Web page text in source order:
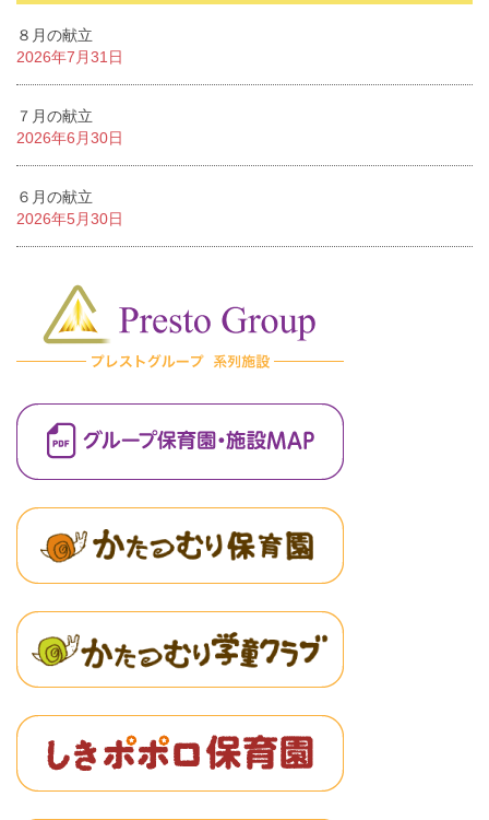
８月の献立
2026年7月31日
７月の献立
2026年6月30日
６月の献立
2026年5月30日